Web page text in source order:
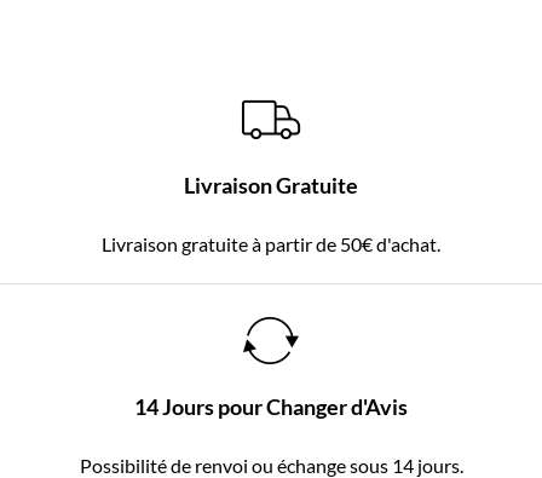
Livraison Gratuite
Livraison gratuite à partir de 50€ d'achat.
14 Jours pour Changer d'Avis
Possibilité de renvoi ou échange sous 14 jours.